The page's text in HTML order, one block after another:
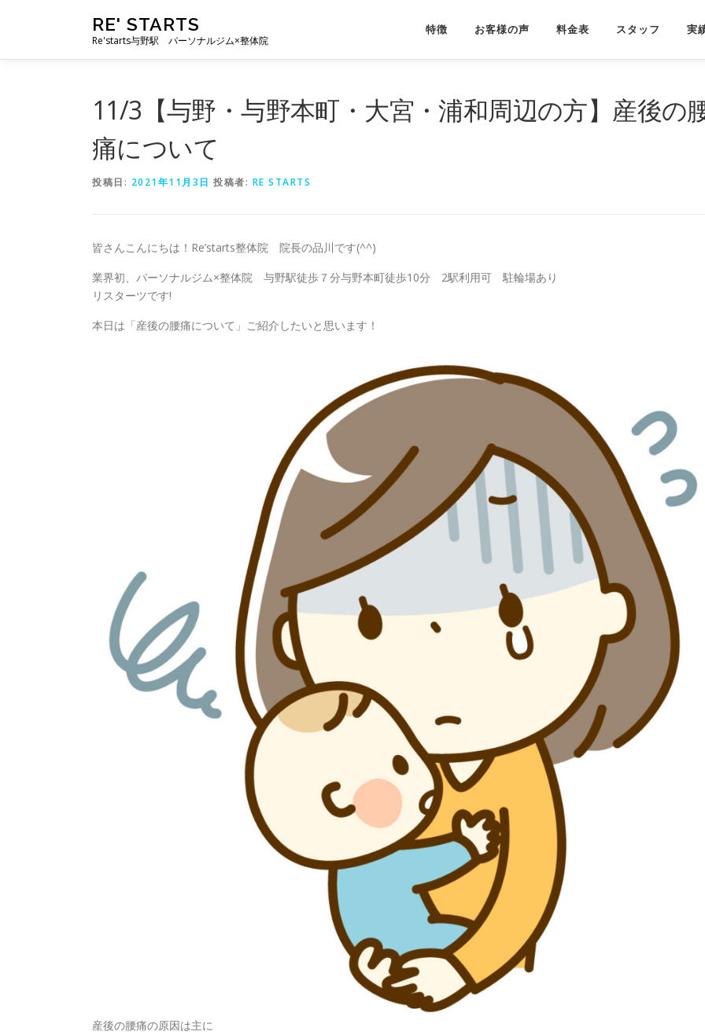
ン
RE' STARTS
Re'starts与野駅 パーソナルジム×整体院
特徴 お客様の声 料金表 スタッフ 実
11/3【与野・与野本町・大宮・浦和周辺の方】産後の
痛について
投稿日: 2021年11月3日 投稿者: RE STARTS
皆さんこんにちは！Re’starts整体院 院長の品川です(^^)
業界初、パーソナルジム×整体院 与野駅徒歩７分与野本町徒歩10分 2駅利用可 駐輪場あり
リスターツです!
本日は「産後の腰痛について」ご紹介したいと思います！
産後の腰痛の原因は主に